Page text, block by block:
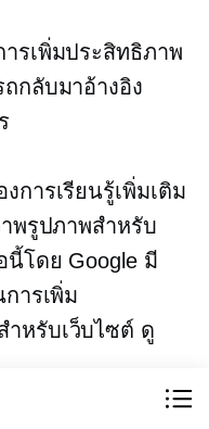
รเพิ่มประสิทธิภาพ
กลับมาอ้างอิง
ารเรียนรู้เพิ่มเติม
พรูปภาพสำหรับ
นี้โดย Google มี
ารเพิ่ม
หรับเว็บไซต์ ดู